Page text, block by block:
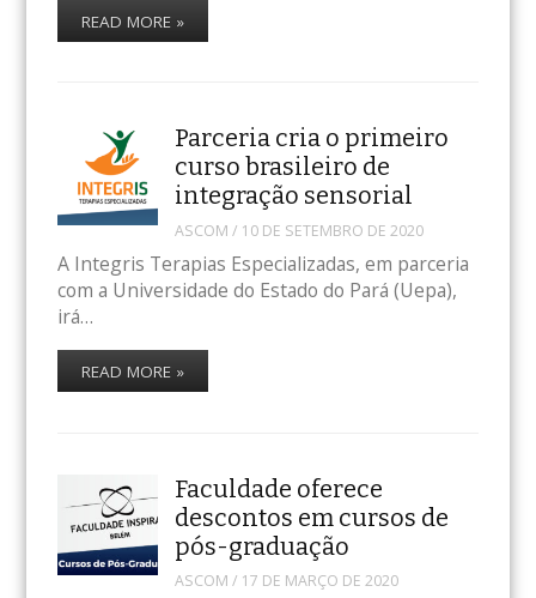
READ MORE »
Parceria cria o primeiro
curso brasileiro de
integração sensorial
ASCOM / 10 DE SETEMBRO DE 2020
A Integris Terapias Especializadas, em parceria
com a Universidade do Estado do Pará (Uepa),
irá…
READ MORE »
Faculdade oferece
descontos em cursos de
pós-graduação
ASCOM / 17 DE MARÇO DE 2020